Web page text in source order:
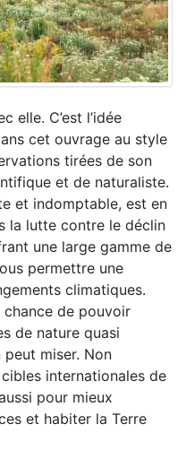
elle. C’est l’idée
cet ouvrage au style
tirées de son
et de naturaliste.
et indomptable, est en
la lutte contre le déclin
une large gamme de
permettre une
climatiques.
chance de pouvoir
de nature quasi
miser. Non
internationales de
pour mieux
et habiter la Terre